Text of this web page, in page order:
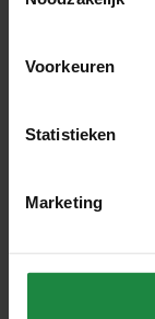
Voorkeuren
Statistieken
Marketing